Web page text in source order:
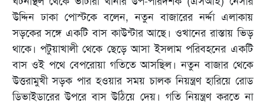
উদ্দিন ঢাকা পোস্টকে বলেন, নতুন বাজারের নর্দ্দা এলাকায়
সড়কের সঙ্গে একটি বাস কাউন্টার আছে। ওখানের রাস্তায় ভিড়
থাকে। পটুয়াখালী থেকে ছেড়ে আসা ইসলাম পরিবহনের একটি
বাস ওই পথে বেপরোয়া গতিতে আসছিল। নতুন বাজার থেকে
উত্তরামুখী সড়ক পার হওয়ার সময় চালক নিয়ন্ত্রণ হারিয়ে রোড
ডিভাইডারের উপরে বাস উঠিয়ে দেয়। গতি নিয়ন্ত্রণ করতে না